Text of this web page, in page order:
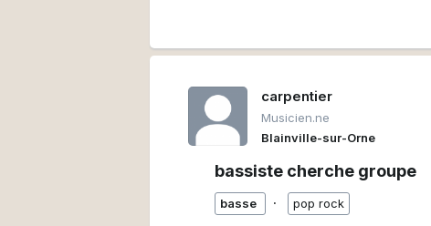
carpentier
Musicien.ne
Blainville-sur-Orne
bassiste cherche groupe
basse ∙ pop rock